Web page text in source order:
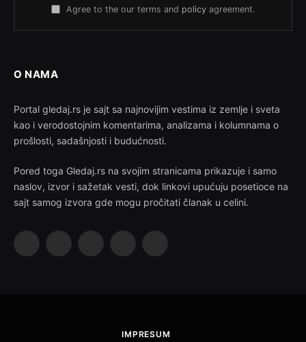
Agree to the our terms and policy agreement.
O NAMA
Portal gledaj.rs je sajt sa najnovijim vestima iz zemlje i sveta
kao i verodostojnim komentarima, analizama i kolumnama o
prošlosti, sadašnjosti i budućnosti.
Pored toga Gledaj.rs na svojim stranicama prikazuje i samo
naslov, izvor i sažetak vesti, dok linkovi upućuju posetioce na
sajt samog izvora gde mogu pročitati članak u celini.
Facebook InstagramPinterest YouTube
IMPRESUM